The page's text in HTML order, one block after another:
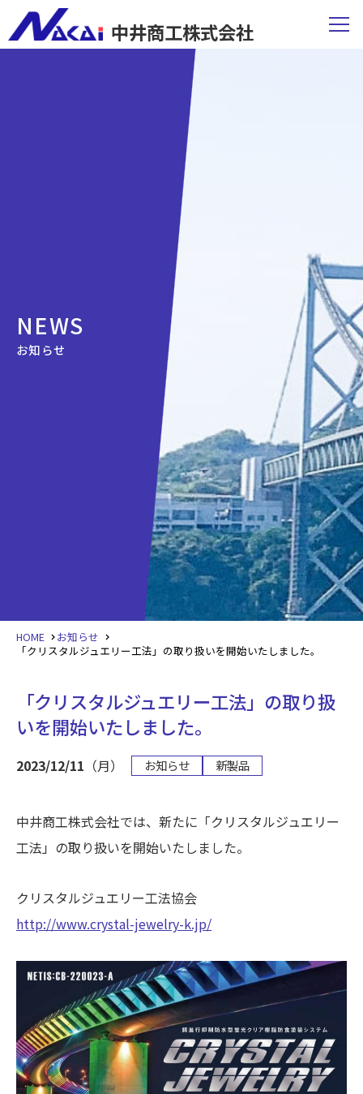
中井商工株式会社
NEWS
お知らせ
HOME
お知らせ
「クリスタルジュエリー工法」の取り扱いを開始いたしました。
「クリスタルジュエリー工法」の取り扱
いを開始いたしました。
2023/12/11 （月） お知らせ 新製品
中井商工株式会社では、新たに「クリスタルジュエリー
工法」の取り扱いを開始いたしました。
クリスタルジュエリー工法協会
http://www.crystal-jewelry-k.jp/